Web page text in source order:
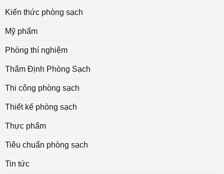
Kiến thức phòng sạch
Mỹ phẩm
Phòng thí nghiệm
Thẩm Định Phòng Sạch
Thi công phòng sạch
Thiết kế phòng sạch
Thực phẩm
Tiêu chuẩn phòng sạch
Tin tức